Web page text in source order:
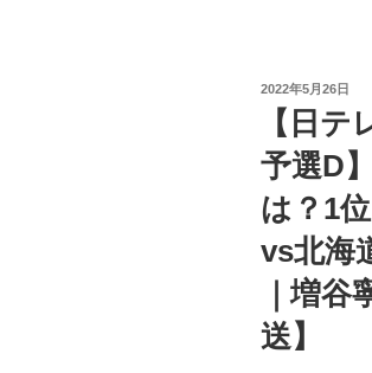
ジ
ャ
イ
ア
白
田】
投
2022年5月26日
【日
予選D
は？1
vs北海
｜増
送】